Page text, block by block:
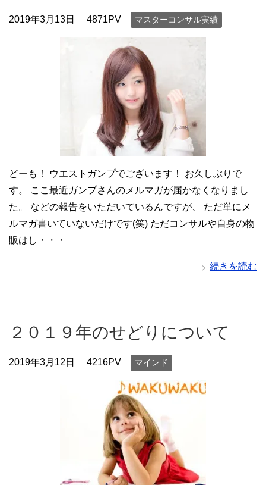
2019年3月13日 4871PV マスターコンサル実績
どーも！ ウエストガンプでございます！ お久しぶりで
す。 ここ最近ガンプさんのメルマガが届かなくなりまし
た。 などの報告をいただいているんですが、 ただ単にメ
ルマガ書いていないだけです(笑) ただコンサルや自身の物
販はし・・・
続きを読む
２０１９年のせどりについて
2019年3月12日 4216PV マインド